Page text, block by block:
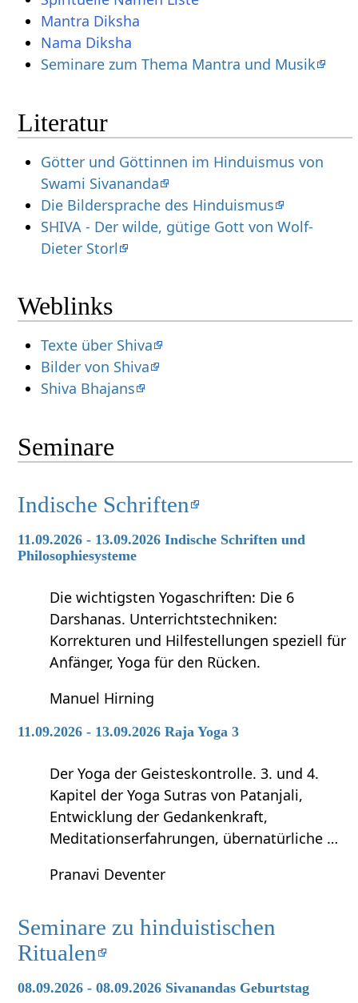
Mantra Diksha
Nama Diksha
Seminare zum Thema Mantra und Musik
Literatur
Götter und Göttinnen im Hinduismus von
Swami Sivananda
Die Bildersprache des Hinduismus
SHIVA - Der wilde, gütige Gott von Wolf-
Dieter Storl
Weblinks
Texte über Shiva
Bilder von Shiva
Shiva Bhajans
Seminare
Indische Schriften
11.09.2026 - 13.09.2026 Indische Schriften und
Philosophiesysteme
Die wichtigsten Yogaschriften: Die 6
Darshanas. Unterrichtstechniken:
Korrekturen und Hilfestellungen speziell für
Anfänger, Yoga für den Rücken.
Manuel Hirning
11.09.2026 - 13.09.2026 Raja Yoga 3
Der Yoga der Geisteskontrolle. 3. und 4.
Kapitel der Yoga Sutras von Patanjali,
Entwicklung der Gedankenkraft,
Meditationserfahrungen, übernatürliche …
Pranavi Deventer
Seminare zu hinduistischen
Ritualen
08.09.2026 - 08.09.2026 Sivanandas Geburtstag